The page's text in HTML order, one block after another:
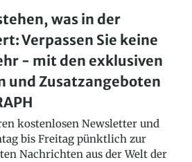
was in der
Verpassen Sie keine
- mit den exklusiven
und Zusatzangeboten
kostenlosen Newsletter und
bis Freitag pünktlich zur
Nachrichten aus der Welt der